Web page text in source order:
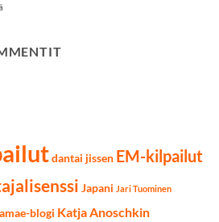
9.4.2022
tulokset
dantai jissen EM-kilpailut
Japani Jari Tuominen
blogi Katja Anoschkin